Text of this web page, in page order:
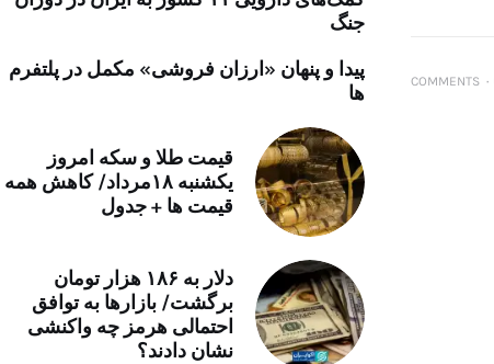
آوین دیلی
تک کده
خرید موتور ایمپلنت
۰ COMMENTS
جنگ
پیدا و پنهان «ارزان فروشی» مکمل در پلتفرم
ها
قیمت طلا و سکه امروز
یکشنبه ۱۸مرداد/ کاهش همه
قیمت ها + جدول
دلار به ۱۸۶ هزار تومان
برگشت/ بازارها به توافق
احتمالی هرمز چه واکنشی
نشان دادند؟